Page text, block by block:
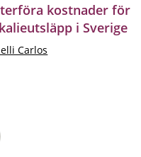
kostnader för
i Sverige
Carlos